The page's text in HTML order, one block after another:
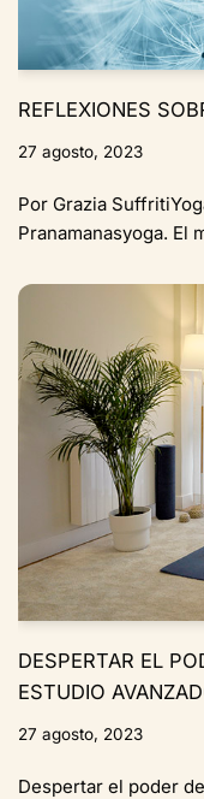
REFLEXIONES
27 agosto, 2023
Por Grazia
Pranamanasyoga. El
DESPERTAR EL
ESTUDIO
27 agosto, 2023
Despertar el poder